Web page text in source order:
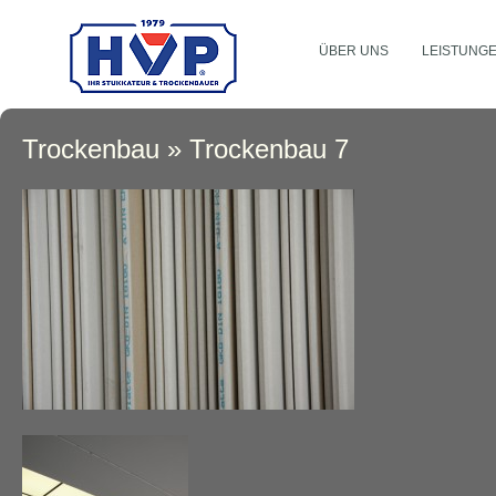
ÜBER UNS
Trockenbau » Trockenbau 7